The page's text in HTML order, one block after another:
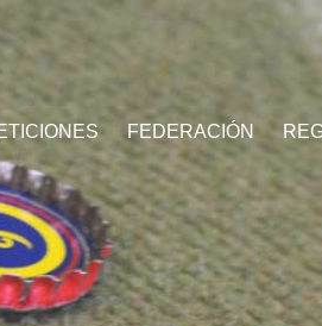
FEDERACIÓN